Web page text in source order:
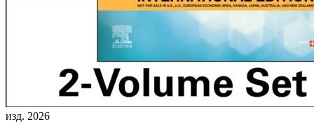
изд. 2026